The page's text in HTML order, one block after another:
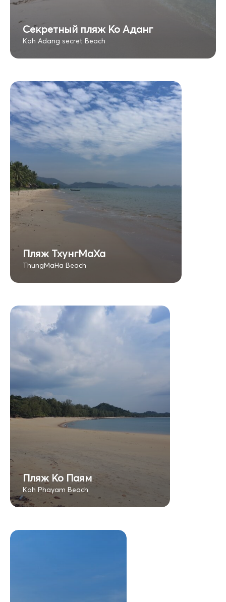
Секретный пляж Ко Аданг
Koh Adang secret Beach
Пляж ТхунгМаХа
ThungMaHa Beach
Пляж Ко Паям
Koh Phayam Beach